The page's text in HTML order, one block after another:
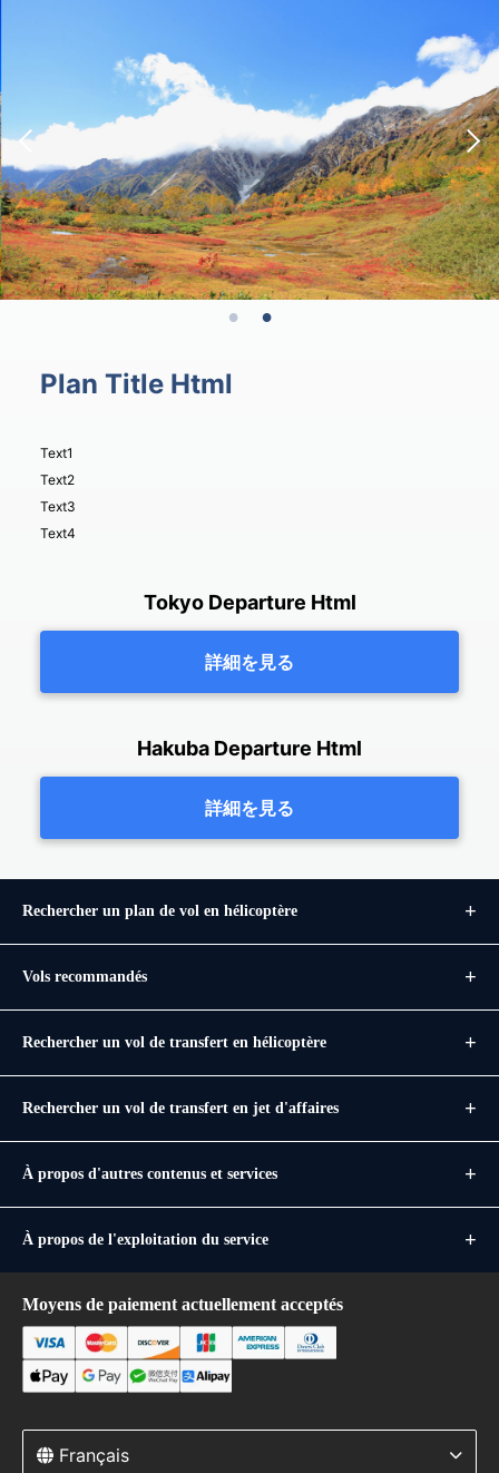
Plan Title Html
Text1
Text2
Text3
Text4
Tokyo Departure Html
詳細を見る
Hakuba Departure Html
詳細を見る
Rechercher un plan de vol en hélicoptère
Vols recommandés
Rechercher un vol de transfert en hélicoptère
Rechercher un vol de transfert en jet d'affaires
À propos d'autres contenus et services
À propos de l'exploitation du service
Moyens de paiement actuellement acceptés
Français